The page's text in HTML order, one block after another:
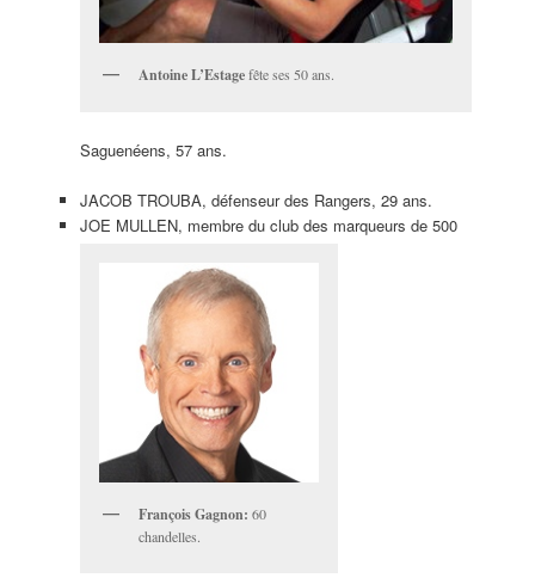
Antoine L’Estagefête ses 50 ans.
Saguenéens, 57 ans.
JACOB TROUBA, défenseur des Rangers, 29 ans.
JOE MULLEN, membre du club des marqueurs de 500
François Gagnon: 60
chandelles.